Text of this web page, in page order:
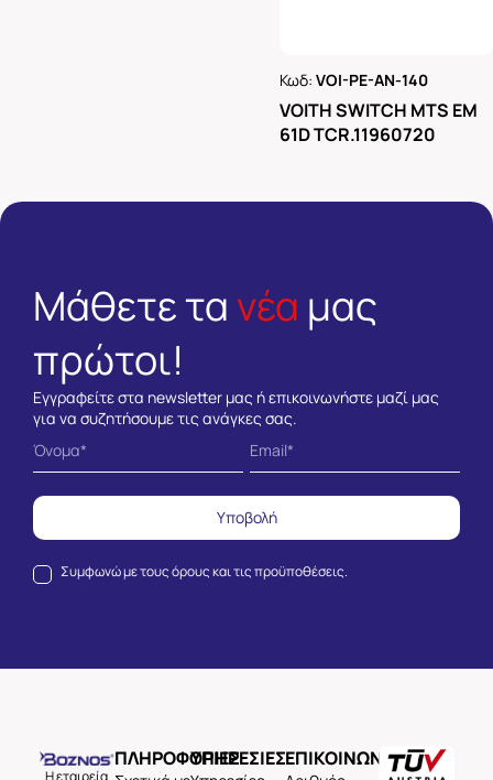
Κωδ:VOI-PE-AN-140
VOITH SWITCH MTS EM
61D TCR.11960720
Μάθετε τα νέα μας
πρώτοι!
Εγγραφείτε στα newsletter μας ή επικοινωνήστε μαζί μας
για να συζητήσουμε τις ανάγκες σας.
Συμφωνώ με τουςόρους και τις προϋποθέσεις.
Υποβολή
ΠΛΗΡΟΦΟΡΙΕΣΥΠΗΡΕΣΙΕΣΕΠΙΚΟΙΝΩΝΙΑ